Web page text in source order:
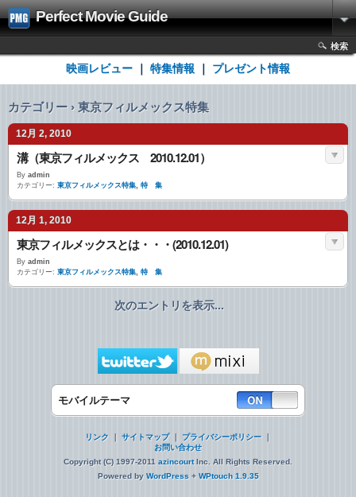
Perfect Movie Guide
検索
映画レビュー 特集情報 プレゼント情報
カテゴリー › 東京フィルメックス特集
12月 2, 2010
溝（東京フィルメックス 2010.12.01）
By admin
カテゴリー: 東京フィルメックス特集, 特 集
12月 1, 2010
東京フィルメックスとは・・・(2010.12.01)
By admin
カテゴリー: 東京フィルメックス特集, 特 集
次のエントリを表示...
モバイルテーマ
リンク ｜ サイトマップ｜ プライバシーポリシー｜
お問い合わせ
Copyright (C) 1997-2011 azincourtInc. All Rights Reserved.
Powered by WordPress + WPtouch 1.9.35